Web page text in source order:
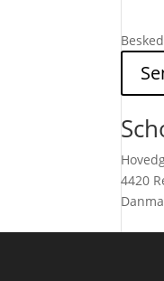
Besked
4420